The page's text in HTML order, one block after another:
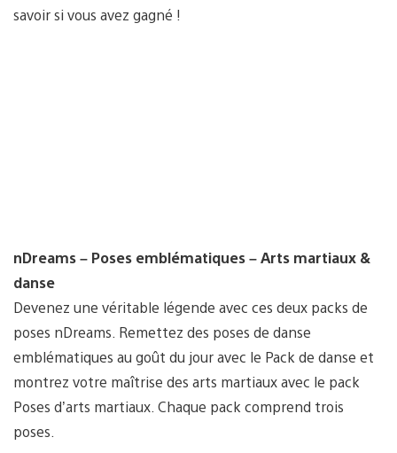
savoir si vous avez gagné !
nDreams – Poses emblématiques – Arts martiaux &
danse
Devenez une véritable légende avec ces deux packs de
poses nDreams. Remettez des poses de danse
emblématiques au goût du jour avec le Pack de danse et
montrez votre maîtrise des arts martiaux avec le pack
Poses d’arts martiaux. Chaque pack comprend trois
poses.